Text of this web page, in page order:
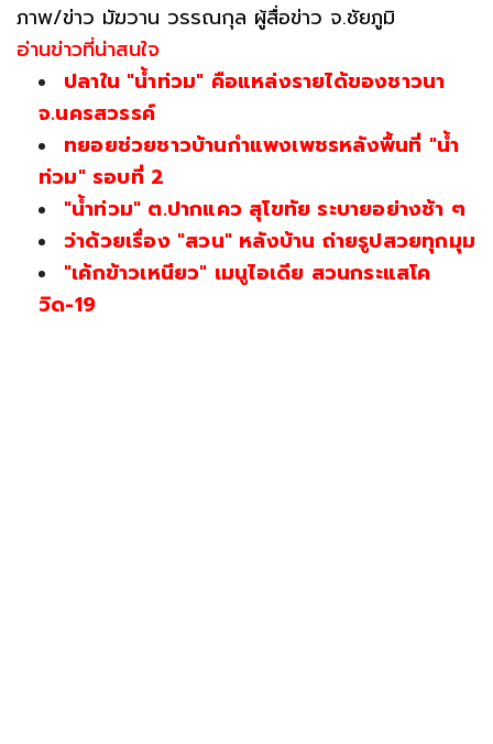
ภาพ/ข่าว มัฆวาน วรรณกุล ผู้สื่อข่าว จ.ชัยภูมิ
อ่านข่าวที่น่าสนใจ
ปลาใน "น้ำท่วม" คือแหล่งรายได้ของชาวนา
จ.นครสวรรค์
ทยอยช่วยชาวบ้านกำแพงเพชรหลังพื้นที่ "น้ำ
ท่วม" รอบที่ 2
"น้ำท่วม" ต.ปากแคว สุโขทัย ระบายอย่างช้า ๆ
ว่าด้วยเรื่อง "สวน" หลังบ้าน ถ่ายรูปสวยทุกมุม
"เค้กข้าวเหนียว" เมนูไอเดีย สวนกระแสโค
วิด-19